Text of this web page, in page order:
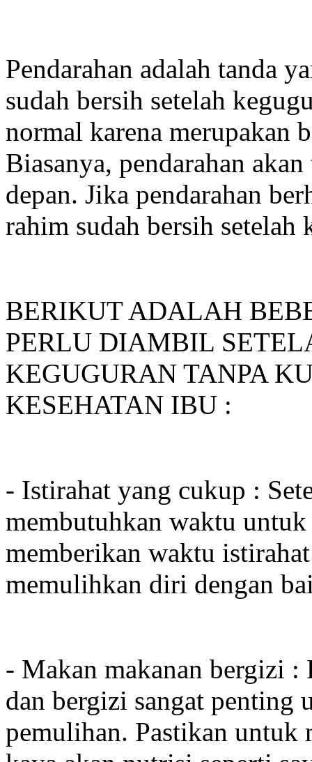
Pendarahan adalah tanda
sudah bersih setelah
normal karena merupakan
Biasanya, pendarahan
depan. Jika pendarahan
rahim sudah bersih
BERIKUT ADALAH
PERLU DIAMBIL
KEGUGURAN TANPA
KESEHATAN IBU :
- Istirahat yang cukup :
membutuhkan waktu
memberikan waktu
memulihkan diri dengan
- Makan makanan bergizi :
dan bergizi sangat penting
pemulihan. Pastikan untuk